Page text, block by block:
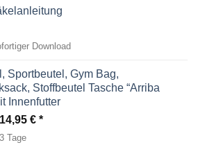
€ 67,68 €.
Download
Sportbeutel, Gym Bag,
Stoffbeutel Tasche “Arriba
Innenfutter
Ursprünglicher
Preis
14,95 € Aktueller
Tage